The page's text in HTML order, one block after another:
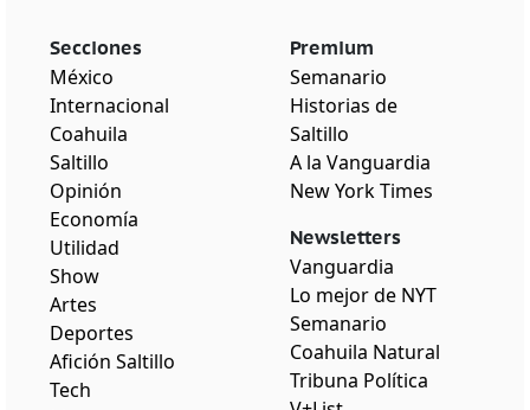
Secciones
México
Internacional
Coahuila
Saltillo
Opinión
Economía
Utilidad
Show
Artes
Deportes
Afición Saltillo
Tech
Premium
Semanario
Historias de
Saltillo
A la Vanguardia
New York Times
Newsletters
Vanguardia
Lo mejor de NYT
Semanario
Coahuila Natural
Tribuna Política